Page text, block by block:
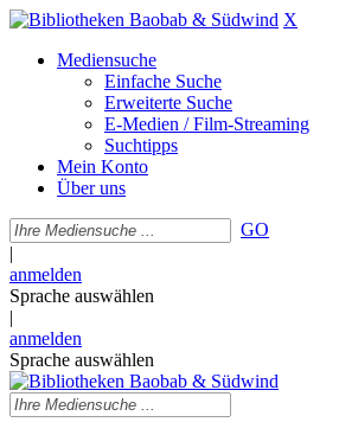
X
Mediensuche
Einfache Suche
Erweiterte Suche
E-Medien / Film-Streaming
Suchtipps
Mein Konto
Über uns
GO
|
anmelden
Sprache auswählen
|
anmelden
Sprache auswählen